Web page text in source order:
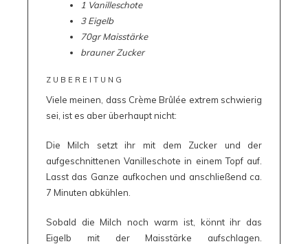
1 Vanilleschote
3 Eigelb
70gr Maisstärke
brauner Zucker
ZUBEREITUNG
Viele meinen, dass Crème Brûlée extrem schwierig
sei, ist es aber überhaupt nicht:
Die Milch setzt ihr mit dem Zucker und der
aufgeschnittenen Vanilleschote in einem Topf auf.
Lasst das Ganze aufkochen und anschließend ca.
7 Minuten abkühlen.
Sobald die Milch noch warm ist, könnt ihr das
Eigelb mit der Maisstärke aufschlagen.